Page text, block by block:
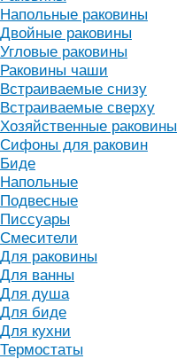
Напольные раковины
Двойные раковины
Угловые раковины
Раковины чаши
Встраиваемые снизу
Встраиваемые сверху
Хозяйственные раковины
Сифоны для раковин
Биде
Напольные
Подвесные
Писсуары
Смесители
Для раковины
Для ванны
Для душа
Для биде
Для кухни
Термостаты